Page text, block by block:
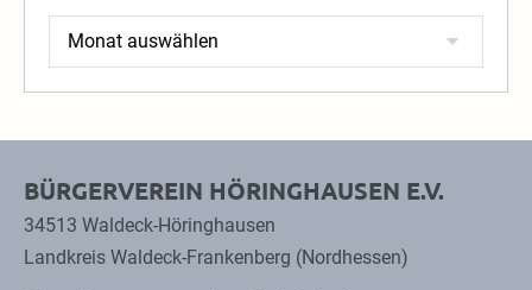
Archiv
BÜRGERVEREIN HÖRINGHAUSEN E.V.
34513 Waldeck-Höringhausen
Landkreis Waldeck-Frankenberg (Nordhessen)